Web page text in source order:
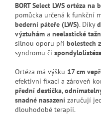
BORT Select LWS ortéza na
pomůcka určená k funkční
bederní páteře (LWS). Díky
výztuhám a neelastické
silnou oporu při bolestech
syndromu či
Ortéza má výšku 17 cm
efektivní fixaci a zároveň
přední destička,
snadné nasazení zaručují
dlouhodobé terapii.